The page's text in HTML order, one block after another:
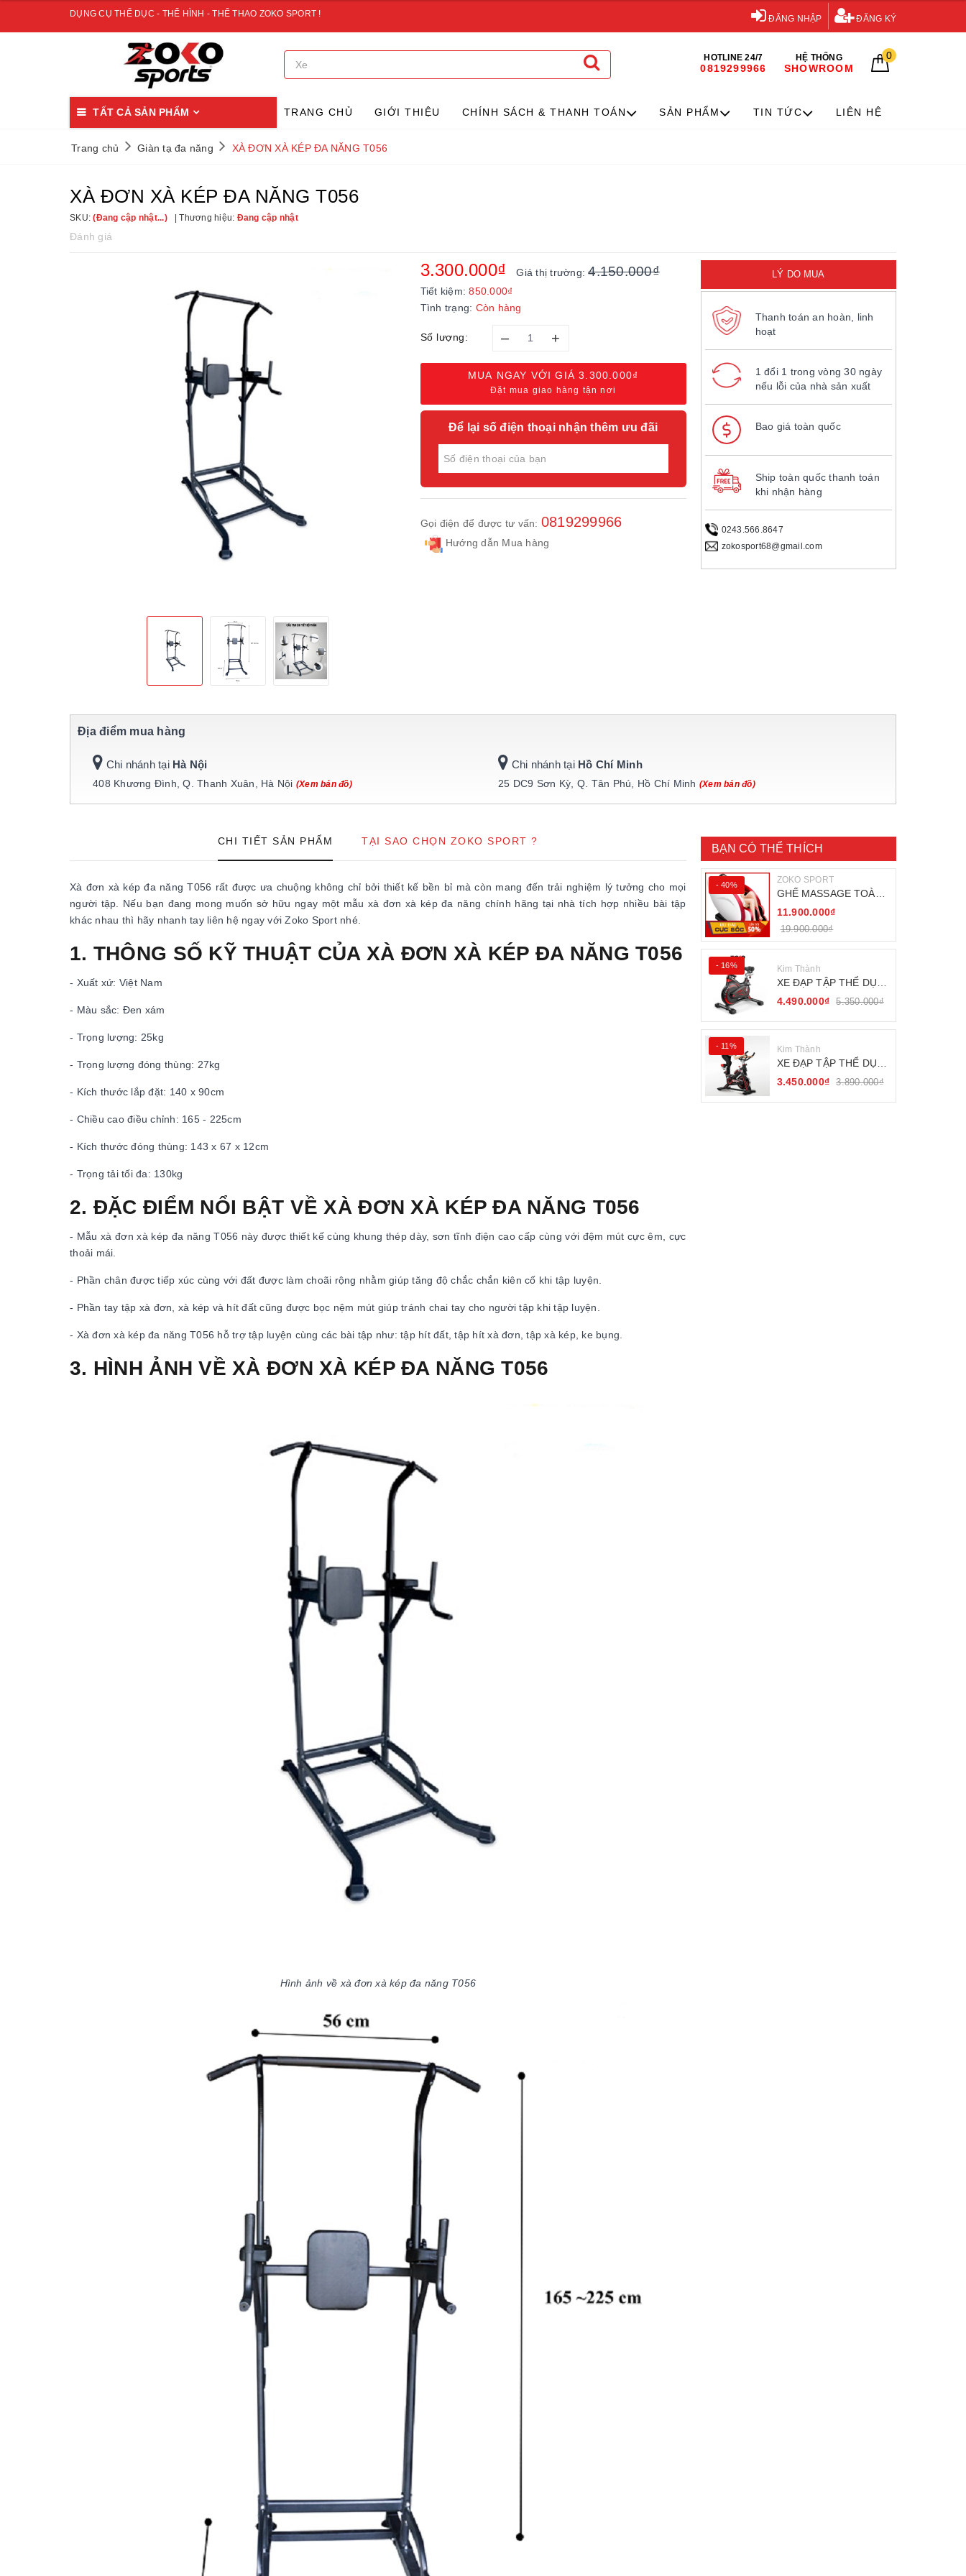
DỤNG CỤ THỂ DỤC - THỂ HÌNH - THỂ THAO ZOKO SPORT ! ĐĂNG NHẬP ĐĂNG KÝ
HOTLINE 24/7
0819299966
HỆ THỐNG
SHOWROOM
0
TẤT CẢ SẢN PHẨM TRANG CHỦ GIỚI THIỆU CHÍNH SÁCH & THANH TOÁN SẢN PHẨM TIN TỨC LIÊN HỆ
Trang chủ Giàn tạ đa năng XÀ ĐƠN XÀ KÉP ĐA NĂNG T056
XÀ ĐƠN XÀ KÉP ĐA NĂNG T056
SKU:(Đang cập nhật...) Thương hiệu: Đang cập nhật
Đánh giá
3.300.000₫ Giá thị trường:4.150.000₫
Tiết kiệm:850.000₫
Tình trạng: Còn hàng
Số lượng: – +
MUA NGAY VỚI GIÁ3.300.000₫
Đặt mua giao hàng tận nơi
Để lại số điện thoại nhận thêm ưu đãi
Gọi điện để được tư vấn: 0819299966
Hướng dẫn Mua hàng
LÝ DO MUA
Thanh toán an hoàn, linh
hoạt
1 đổi 1 trong vòng 30 ngày
nếu lỗi của nhà sản xuất
Bao giá toàn quốc
Ship toàn quốc thanh toán
khi nhận hàng
0243.566.8647
zokosport68@gmail.com
Địa điểm mua hàng
Chi nhánh tại Hà Nội
408 Khương Đình, Q. Thanh Xuân, Hà Nội (Xem bản đồ)
Chi nhánh tại Hồ Chí Minh
25 DC9 Sơn Kỳ, Q. Tân Phú, Hồ Chí Minh (Xem bản đồ)
CHI TIẾT SẢN PHẨM TẠI SAO CHỌN ZOKO SPORT ?
Xà đơn xà kép đa năng T056 rất được ưa chuộng không chỉ bởi thiết kế bền bỉ mà còn mang đến trải nghiệm lý tưởng cho mọi
người tập. Nếu bạn đang mong muốn sở hữu ngay một mẫu xà đơn xà kép đa năng chính hãng tại nhà tích hợp nhiều bài tập
khác nhau thì hãy nhanh tay liên hệ ngay với Zoko Sport nhé.
1. THÔNG SỐ KỸ THUẬT CỦA XÀ ĐƠN XÀ KÉP ĐA NĂNG T056
- Xuất xứ: Việt Nam
- Màu sắc: Đen xám
- Trọng lượng: 25kg
- Trọng lượng đóng thùng: 27kg
- Kích thước lắp đặt: 140 x 90cm
- Chiều cao điều chỉnh: 165 - 225cm
- Kích thước đóng thùng: 143 x 67 x 12cm
- Trọng tải tối đa: 130kg
2. ĐẶC ĐIỂM NỔI BẬT VỀ XÀ ĐƠN XÀ KÉP ĐA NĂNG T056
- Mẫu xà đơn xà kép đa năng T056 này được thiết kế cùng khung thép dày, sơn tĩnh điện cao cấp cùng với đệm mút cực êm, cực
thoải mái.
- Phần chân được tiếp xúc cùng với đất được làm choãi rộng nhằm giúp tăng độ chắc chắn kiên cố khi tập luyện.
- Phần tay tập xà đơn, xà kép và hít đất cũng được bọc nệm mút giúp tránh chai tay cho người tập khi tập luyện.
- Xà đơn xà kép đa năng T056 hỗ trợ tập luyện cùng các bài tập như: tập hít đất, tập hít xà đơn, tập xà kép, ke bụng.
3. HÌNH ẢNH VỀ XÀ ĐƠN XÀ KÉP ĐA NĂNG T056
Hình ảnh về xà đơn xà kép đa năng T056
BẠN CÓ THỂ THÍCH
- 40% ZOKO SPORT
GHẾ MASSAGE TOÀN
THÂN ZOKO 68
11.900.000₫
19.900.000₫
- 16% Kim Thành
XE ĐẠP TẬP THỂ DỤC
FITNESS BÁNH ĐÀ
4.490.000₫ 5.350.000₫
- 11% Kim Thành
XE ĐẠP TẬP THỂ DỤC
SEJAN GH-709
3.450.000₫ 3.890.000₫